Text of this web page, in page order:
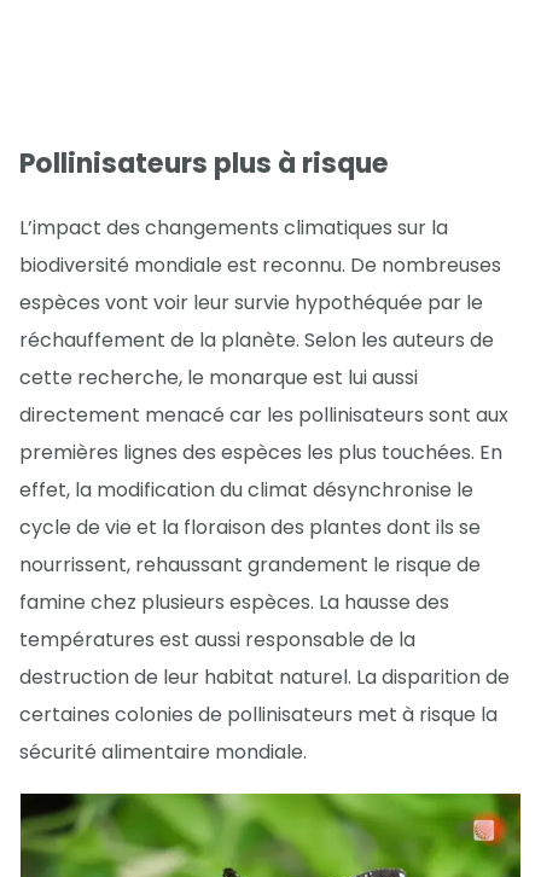
Pollinisateurs plus à risque
L’impact des changements climatiques sur la
biodiversité mondiale est reconnu. De nombreuses
espèces vont voir leur survie hypothéquée par le
réchauffement de la planète. Selon les auteurs de
cette recherche, le monarque est lui aussi
directement menacé car les pollinisateurs sont aux
premières lignes des espèces les plus touchées. En
effet, la modification du climat désynchronise le
cycle de vie et la floraison des plantes dont ils se
nourrissent, rehaussant grandement le risque de
famine chez plusieurs espèces. La hausse des
températures est aussi responsable de la
destruction de leur habitat naturel. La disparition de
certaines colonies de pollinisateurs met à risque la
sécurité alimentaire mondiale.